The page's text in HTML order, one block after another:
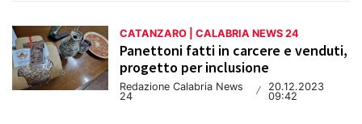
CATANZARO | CALABRIA NEWS 24
Panettoni fatti in carcere e venduti,
progetto per inclusione
Redazione Calabria News
24
/
20.12.2023
09:42